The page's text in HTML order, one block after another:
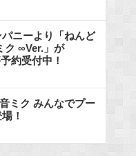
ニーより「ねんど
ク ∞Ver.」が
約受付中！
ミク みんなでプー
！